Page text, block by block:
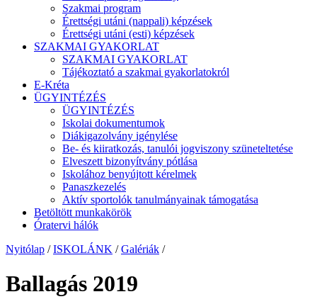
Szakmai program
Érettségi utáni (nappali) képzések
Érettségi utáni (esti) képzések
SZAKMAI GYAKORLAT
SZAKMAI GYAKORLAT
Tájékoztató a szakmai gyakorlatokról
E-Kréta
ÜGYINTÉZÉS
ÜGYINTÉZÉS
Iskolai dokumentumok
Diákigazolvány igénylése
Be- és kiiratkozás, tanulói jogviszony szüneteltetése
Elveszett bizonyítvány pótlása
Iskolához benyújtott kérelmek
Panaszkezelés
Aktív sportolók tanulmányainak támogatása
Betöltött munkakörök
Óratervi hálók
Nyitólap / ISKOLÁNK / Galériák /
Ballagás 2019